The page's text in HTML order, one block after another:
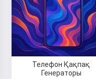
Телефон Қақпақ
Генераторы